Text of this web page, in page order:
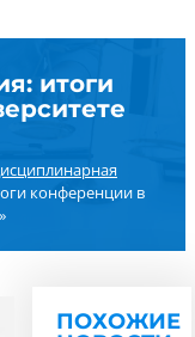
итоги
конференции в
ПОХОЖИЕ